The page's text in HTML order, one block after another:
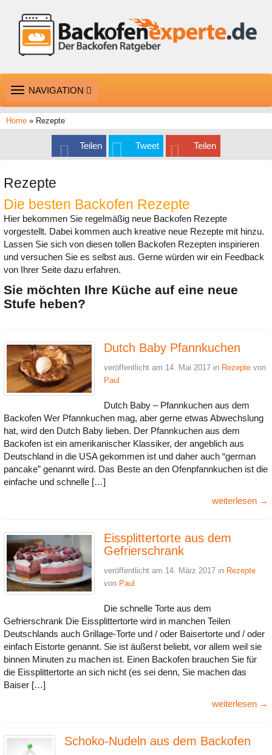
TOGGLE
NAVIGATION
Home » Rezepte
Teilen Tweet Teilen
Rezepte
Die besten Backofen Rezepte
Hier bekommen Sie regelmäßig neue Backofen Rezepte
vorgestellt. Dabei kommen auch kreative neue Rezepte mit hinzu.
Lassen Sie sich von diesen tollen Backofen Rezepten inspirieren
und versuchen Sie es selbst aus. Gerne würden wir ein Feedback
von Ihrer Seite dazu erfahren.
Sie möchten Ihre Küche auf eine neue
Stufe heben?
Dutch Baby Pfannkuchen
veröffentlicht am 14. Mai 2017 in Rezepte von
Paul
Dutch Baby – Pfannkuchen aus dem
Backofen Wer Pfannkuchen mag, aber gerne etwas Abwechslung
hat, wird den Dutch Baby lieben. Der Pfannkuchen aus dem
Backofen ist ein amerikanischer Klassiker, der angeblich aus
Deutschland in die USA gekommen ist und daher auch “german
pancake” genannt wird. Das Beste an den Ofenpfannkuchen ist die
einfache und schnelle […]
weiterlesen →
Eissplittertorte aus dem
Gefrierschrank
veröffentlicht am 14. März 2017 in Rezepte
von Paul
Die schnelle Torte aus dem
Gefrierschrank Die Eissplittertorte wird in manchen Teilen
Deutschlands auch Grillage-Torte und / oder Baisertorte und / oder
einfach Eistorte genannt. Sie ist äußerst beliebt, vor allem weil sie
binnen Minuten zu machen ist. Einen Backofen brauchen Sie für
die Eissplittertorte an sich nicht (es sei denn, Sie machen das
Baiser […]
weiterlesen →
Schoko-Nudeln aus dem Backofen